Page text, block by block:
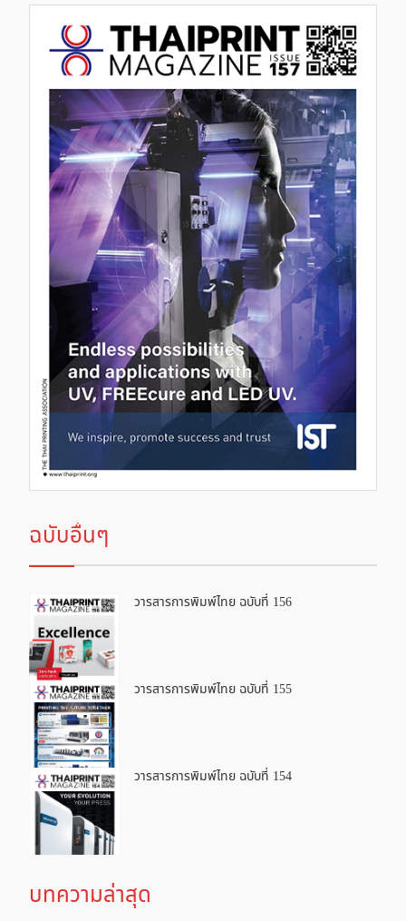
ฉบับอื่นๆ
วารสารการพิมพ์ไทย ฉบับที่ 156
วารสารการพิมพ์ไทย ฉบับที่ 155
วารสารการพิมพ์ไทย ฉบับที่ 154
บทความล่าสุด